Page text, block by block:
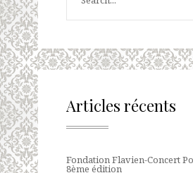
Articles récents
Fondation Flavien-Concert
8ème édition